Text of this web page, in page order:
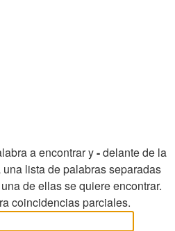
a encontrar y-delante de la
lista de palabras separadas
de ellas se quiere encontrar.
coincidencias parciales.